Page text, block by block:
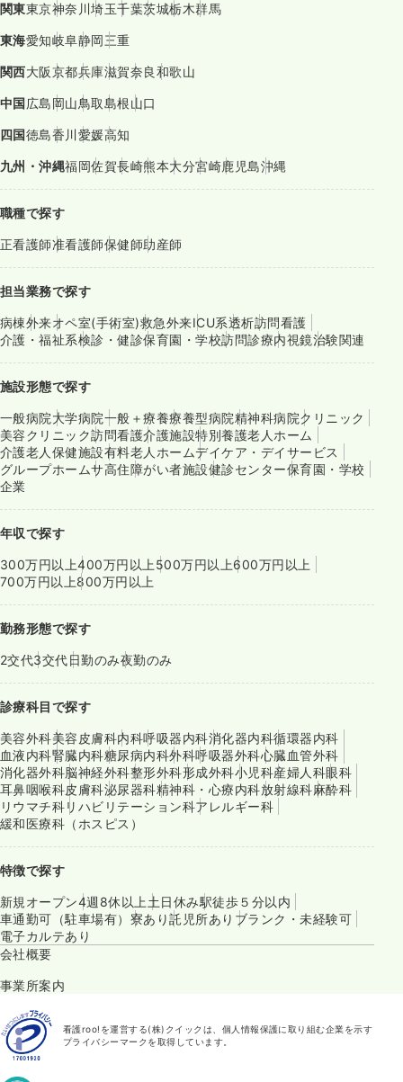
関東東京神奈川埼玉千葉茨城栃木群馬
東海愛知岐阜静岡三重
関西大阪京都兵庫滋賀奈良和歌山
中国広島岡山鳥取島根山口
四国徳島香川愛媛高知
九州・沖縄福岡佐賀長崎熊本大分宮崎鹿児島沖縄
職種で探す
正看護師准看護師保健師助産師
担当業務で探す
病棟外来オペ室(手術室)救急外来ICU系透析訪問看護
介護・福祉系検診・健診保育園・学校訪問診療内視鏡治験関連
施設形態で探す
一般病院大学病院一般＋療養療養型病院精神科病院クリニック
美容クリニック訪問看護介護施設特別養護老人ホーム
介護老人保健施設有料老人ホームデイケア・デイサービス
グループホームサ高住障がい者施設健診センター保育園・学校
企業
年収で探す
300万円以上400万円以上 500万円以上600万円以上
700万円以上800万円以上
勤務形態で探す
2交代3交代日勤のみ夜勤のみ
診療科目で探す
美容外科美容皮膚科内科呼吸器内科消化器内科循環器内科
血液内科腎臓内科糖尿病内科外科呼吸器外科心臓血管外科
消化器外科脳神経外科整形外科形成外科小児科産婦人科眼科
耳鼻咽喉科皮膚科泌尿器科精神科・心療内科放射線科麻酔科
リウマチ科リハビリテーション科アレルギー科
緩和医療科（ホスピス）
特徴で探す
新規オープン4週8休以上 土日休み駅徒歩５分以内
車通勤可（駐車場有） 寮あり託児所あり ブランク・未経験可
電子カルテあり
会社概要
事業所案内
看護roo!を運営する(株)クイックは、個人情報保護に取り組む企業を示す
プライバシーマークを取得しています。